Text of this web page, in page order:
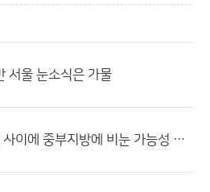
서울 눈소식은 가물
7일 밤 ~ 8일 사이에 중부지방에 비눈 가능성 매우 낮아졌네요?